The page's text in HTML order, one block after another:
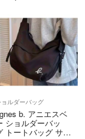
ョルダーバッグ
b. アニエスベ
ショルダーバッ
トートバッグ サコ